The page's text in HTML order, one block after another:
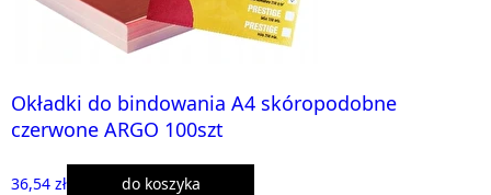
Okładki do bindowania A4 skóropodobne
czerwone ARGO 100szt
36,54 zł do koszyka